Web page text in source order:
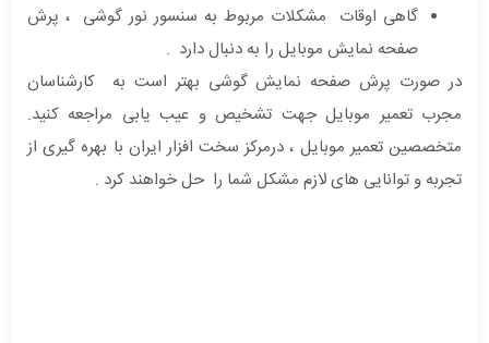
گاهی اوقات مشکلات مربوط به سنسور نور گوشی ، پرش
صفحه نمایش موبایل را به دنبال دارد .
در صورت پرش صفحه نمایش گوشی بهتر است به کارشناسان
مجرب تعمیر موبایل جهت تشخیص و عیب یابی مراجعه کنید.
متخصصین تعمیر موبایل ، درمرکز سخت افزار ایران با بهره گیری از
تجربه و توانایی های لازم مشکل شما را حل خواهند کرد .